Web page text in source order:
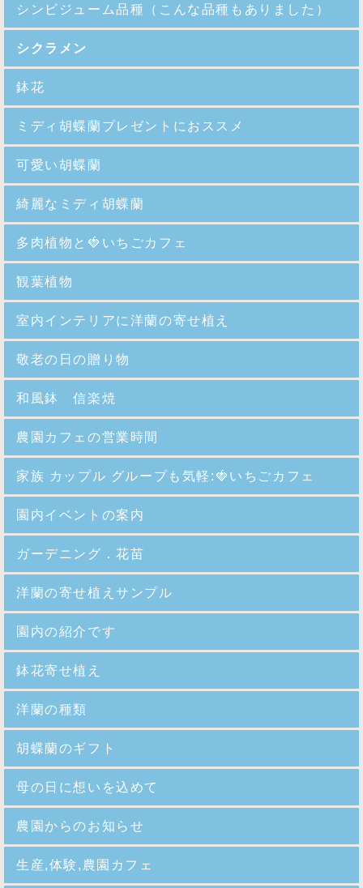
シンビジューム品種 （こんな品種もありました）
シクラメン
鉢花
ミディ胡蝶蘭プレゼントにおススメ
可愛い胡蝶蘭
綺麗なミディ胡蝶蘭
多肉植物と🍓いちごカフェ
観葉植物
室内インテリアに洋蘭の寄せ植え
敬老の日の贈り物
和風鉢 信楽焼
農園カフェの営業時間
家族 カップル グループも気軽:🍓いちごカフェ
園内イベントの案内
ガーデニング．花苗
洋蘭の寄せ植えサンプル
園内の紹介 です
鉢花寄せ植え
洋蘭の種類
胡蝶蘭のギフト
母の日に想いを込めて
農園からのお知らせ
生産,体験,農園カフェ